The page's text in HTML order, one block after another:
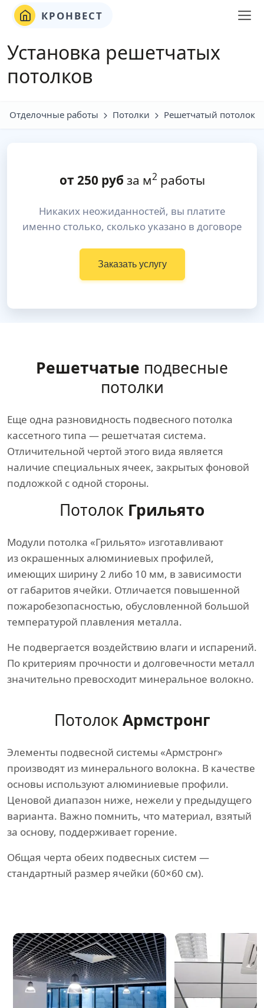
КРОНВЕСТ
Установка решетчатых
потолков
Отделочные работы Потолки Решетчатый потолок
от 250руб за м2работы
Никаких неожиданностей, вы платите
именно столько, сколько указано в договоре
Заказать услугу
Решетчатые подвесные
потолки
Еще одна разновидность подвесного потолка
кассетного типа — решетчатая система.
Отличительной чертой этого вида является
наличие специальных ячеек, закрытых фоновой
подложкой с одной стороны.
Потолок Грильято
Модули потолка «Грильято» изготавливают
из окрашенных алюминиевых профилей,
имеющих ширину 2 либо 10 мм, в зависимости
от габаритов ячейки. Отличается повышенной
пожаробезопасностью, обусловленной большой
температурой плавления металла.
Не подвергается воздействию влаги и испарений.
По критериям прочности и долговечности металл
значительно превосходит минеральное волокно.
ПотолокАрмстронг
Элементы подвесной системы «Армстронг»
производят из минерального волокна. В качестве
основы используют алюминиевые профили.
Ценовой диапазон ниже, нежели у предыдущего
варианта. Важно помнить, что материал, взятый
за основу, поддерживает горение.
Общая черта обеих подвесных систем —
стандартный размер ячейки (60×60 см).